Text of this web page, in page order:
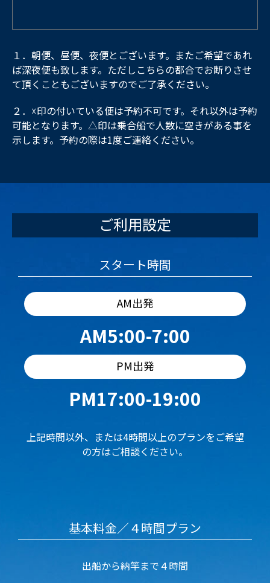
１．朝便、昼便、夜便とございます。またご希望であれ
ば深夜便も致します。ただしこちらの都合でお断りさせ
て頂くこともございますのでご了承ください。
２．☓印の付いている便は予約不可です。それ以外は予約
可能となります。△印は乗合船で人数に空きがある事を
示します。予約の際は1度ご連絡ください。
ご利用設定
スタート時間
AM出発
AM5:00-7:00
PM出発
PM17:00-19:00
上記時間以外、または4時間以上のプランをご希望
の方はご相談ください。
基本料金／４時間プラン
出船から納竿まで４時間